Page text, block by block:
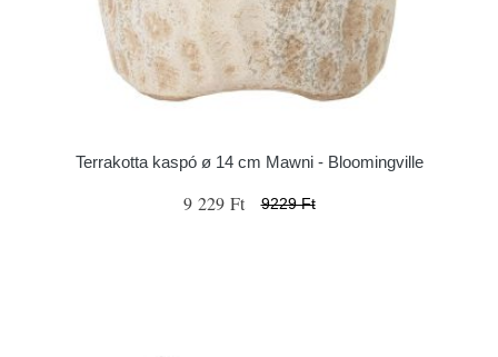
Terrakotta kaspó ø 14 cm Mawni - Bloomingville
9 229 Ft 9229 Ft